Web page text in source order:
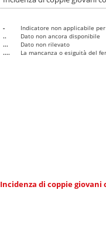
-
Indicatore non applicabile
..
Dato non ancora disponibile
...
Dato non rilevato
....
La mancanza o esiguità del
Incidenza di coppie giovani